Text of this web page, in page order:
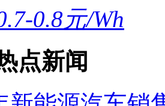
0.8元/Wh
点新闻